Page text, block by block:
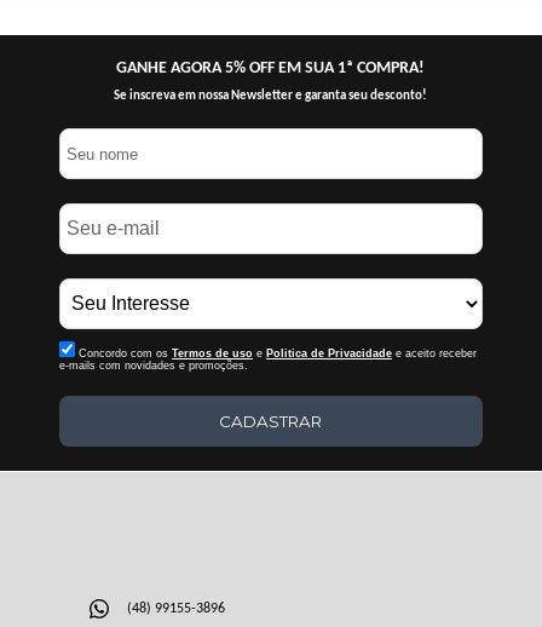
GANHE AGORA 5% OFF EM SUA 1ª COMPRA!
Se inscreva em nossa Newsletter e garanta seu desconto!
Concordo com os Termos de uso e Politica de Privacidadee aceito receber
e-mails com novidades e promoções.
CADASTRAR
(48) 99155-3896